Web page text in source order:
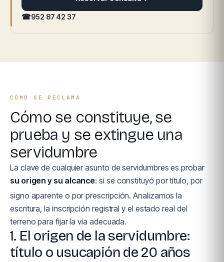
☎952 87 42 37
CÓMO SE RECLAMA
Cómo se constituye, se
prueba y se extingue una
servidumbre
La clave de cualquier asunto de servidumbres es probar
su origen y su alcance: si se constituyó por título, por
signo aparente o por prescripción. Analizamos la
escritura, la inscripción registral y el estado real del
terreno para fijar la vía adecuada.
1. El origen de la servidumbre:
título o usucapión de 20 años